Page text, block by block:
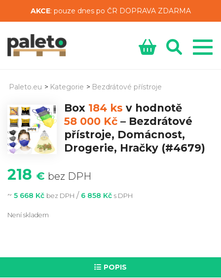
AKCE: pouze dnes po ČR DOPRAVA ZDARMA
Paleto.eu > Kategorie > Bezdrátové přístroje
Box 184 ks v hodnotě
58 000 Kč – Bezdrátové
přístroje, Domácnost,
Drogerie, Hračky (#4679)
218 € bez DPH
~ 5 668 Kč bez DPH / 6 858 Kč s DPH
Není skladem
POPIS